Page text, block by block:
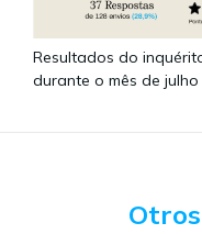
Resultados do
durante o mês de